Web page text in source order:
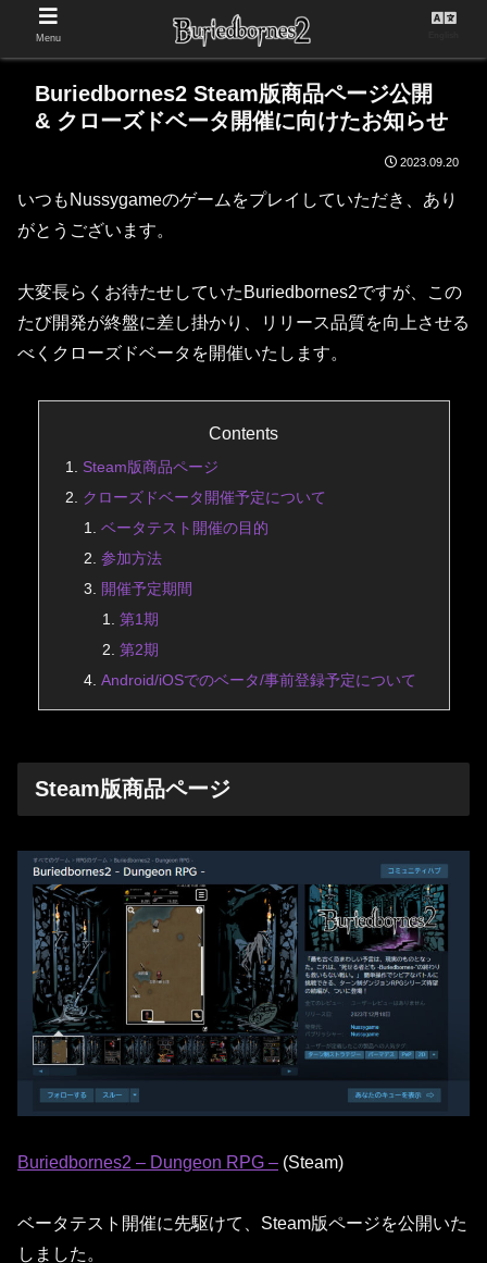
Buriedbornes2 Steam版商品ページ公開
& クローズドベータ開催に向けたお知らせ
2023.09.20
いつもNussygameのゲームをプレイしていただき、あり
がとうございます。
大変長らくお待たせしていたBuriedbornes2ですが、この
たび開発が終盤に差し掛かり、リリース品質を向上させる
べくクローズドベータを開催いたします。
Contents
Steam版商品ページ
クローズドベータ開催予定について
ベータテスト開催の目的
参加方法
開催予定期間
第1期
第2期
Android/iOSでのベータ/事前登録予定について
Steam版商品ページ
Buriedbornes2 – Dungeon RPG – (Steam)
ベータテスト開催に先駆けて、Steam版ページを公開いた
しました。
Menu